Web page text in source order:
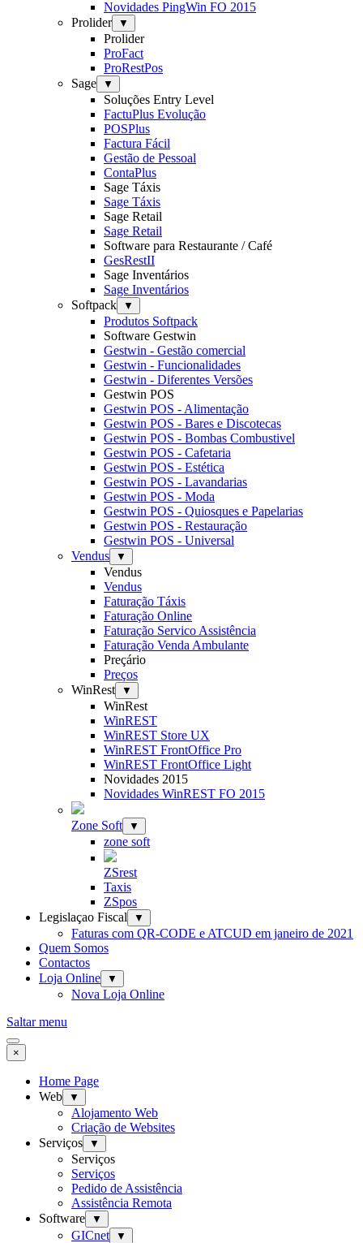
Novidades PingWin FO 2015
Prolider
▼
Prolider
ProFact
ProRestPos
Sage
▼
Soluções Entry Level
FactuPlus Evolução
POSPlus
Factura Fácil
Gestão de Pessoal
ContaPlus
Sage Táxis
Sage Táxis
Sage Retail
Sage Retail
Software para Restaurante / Café
GesRestII
Sage Inventários
Sage Inventários
Softpack
▼
Produtos Softpack
Software Gestwin
Gestwin - Gestão comercial
Gestwin - Funcionalidades
Gestwin - Diferentes Versões
Gestwin POS
Gestwin POS - Alimentação
Gestwin POS - Bares e Discotecas
Gestwin POS - Bombas Combustivel
Gestwin POS - Cafetaria
Gestwin POS - Estética
Gestwin POS - Lavandarias
Gestwin POS - Moda
Gestwin POS - Quiosques e Papelarias
Gestwin POS - Restauração
Gestwin POS - Universal
Vendus
▼
Vendus
Vendus
Faturação Táxis
Faturação Online
Faturação Servico Assistência
Faturação Venda Ambulante
Preçário
Preços
WinRest
▼
WinRest
WinREST
WinREST Store UX
WinREST FrontOffice Pro
WinREST FrontOffice Light
Novidades 2015
Novidades WinREST FO 2015
Zone Soft ▼
zone soft
ZSrest
Taxis
ZSpos
Legislaçao Fiscal
▼
Faturas com QR-CODE e ATCUD em janeiro de 2021
Quem Somos
Contactos
Loja Online
▼
Nova Loja Online
Saltar menu
×
Home Page
Web
▼
Alojamento Web
Criação de Websites
Serviços
▼
Serviços
Serviços
Pedido de Assistência
Assistência Remota
Software
▼
GICnet ▼